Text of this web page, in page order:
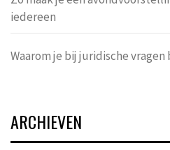
iedereen
Waarom je bij juridische
ARCHIEVEN